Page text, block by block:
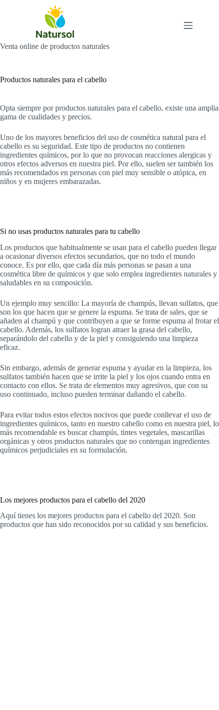
Venta online de productos naturales
Productos naturales para el cabello
Opta siempre por productos naturales para el cabello, existe una amplia
gama de cualidades y precios.
Uno de los mayores beneficios del uso de cosmética natural para el
cabello es su seguridad. Este tipo de productos no contienen
ingredientes químicos, por lo que no provocan reacciones alergicas y
otros efectos adversos en nuestra piel. Por ello, suelen ser también los
más recomendados en personas con piel muy sensible o atópica, en
niños y en mujeres embarazadas.
Si no usas productos naturales para tu cabello
Los productos que habitualmente se usan para el cabello pueden llegar
a ocasionar diversos efectos secundarios, que no todo el mundo
conoce. Es por ello, que cada día más personas se pasan a una
cosmética libre de químicos y que solo emplea ingredientes naturales y
saludables en su composición.
Un ejemplo muy sencillo: La mayoría de champús, llevan sulfatos, que
son los que hacen que se genere la espuma. Se trata de sales, que se
añaden al champú y que contribuyen a que se forme espuma al frotar el
cabello. Además, los sulfatos logran atraer la grasa del cabello,
separándolo del cabello y de la piel y consiguiendo una limpieza
eficaz.
Sin embargo, además de generar espuma y ayudar en la limpieza, los
sulfatos también hacen que se irrite la piel y los ojos cuando entra en
contacto con ellos. Se trata de elementos muy agresivos, que con su
uso continuado, incluso pueden terminar dañando el cabello.
Para evitar todos estos efectos nocivos que puede conllevar el uso de
ingredientes químicos, tanto en nuestro cabello como en nuestra piel, lo
más recomendable es buscar champús, tintes vegetales, mascarillas
orgánicas y otros productos naturales que no contengan ingredientes
químicos perjudiciales en su formulación.
Los mejores productos para el cabello del 2020
Aquí tienes los mejores productos para el cabello del 2020. Son
productos que han sido reconocidos por su calidad y sus beneficios.